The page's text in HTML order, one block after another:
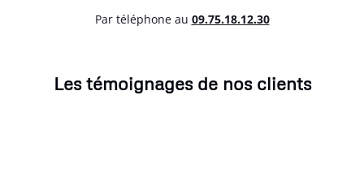
Par téléphone au 09.75.18.12.30
Les témoignages de nos clients